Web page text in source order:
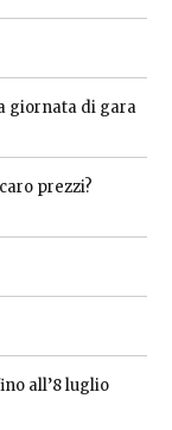
giornata di gara
prezzi?
all’8 luglio